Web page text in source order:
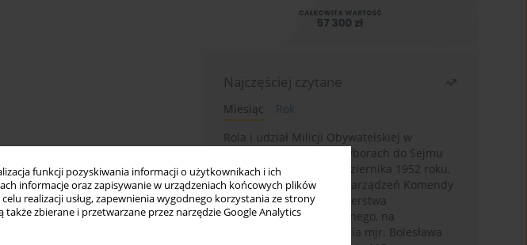
funkcji pozyskiwania informacji o użytkownikach i ich
informacje oraz zapisywanie w urządzeniach końcowych plików
realizacji usług, zapewnienia wygodnego korzystania ze strony
także zbierane i przetwarzane przez narzędzie Google Analytics
Najczęściej czytane
Miesiąc
Rok
Rola i udział Milicji Obywatelskiej w
kampanii wyborczej i wyborach do Sejmu
PRL I kadencji z 26 października 1952 roku,
w świetle wytycznych i zarządzeń Komendy
Głównej MO oraz Ministerstwa
Bezpieczeństwa Publicznego, na
przykładzie sprawozdania mjr. Bolesława